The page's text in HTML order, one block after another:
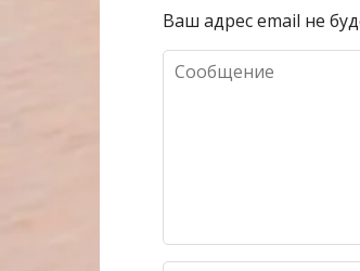
Ваш адрес email не